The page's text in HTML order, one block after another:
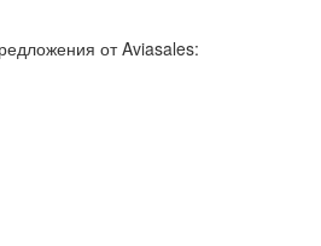
от Aviasales: